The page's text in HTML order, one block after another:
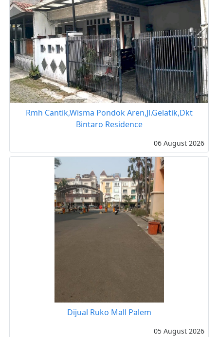
Rmh Cantik,Wisma Pondok Aren,Jl.Gelatik,Dkt
Bintaro Residence
06 August 2026
Dijual Ruko Mall Palem
05 August 2026